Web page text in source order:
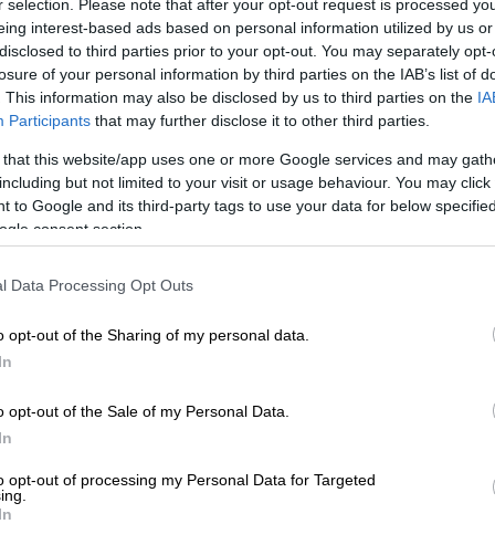
selection. Please note that after your opt-out request is processed
interest-based ads based on personal information utilized by us
to third parties prior to your opt-out. You may separately
of your personal information by third parties on the IAB’s list of
This information may also be disclosed by us to third parties on the
Participants that may further disclose it to other third parties.
that this website/app uses one or more Google services and may
but not limited to your visit or usage behaviour. You may
to Google and its third-party tags to use your data for below
consent section.
Data Processing Opt Outs
opt-out of the Sharing of my personal data.
opt-out of the Sale of my Personal Data.
opt-out of processing my Personal Data for Targeted
στις οποίες βεβαιώθηκε παράβαση
διαθέσιμο ψηφιακά, επειδή τα
με την απαραίτητη εφαρμογή
οδήγησης, αλλά σε μία περίπτωσηδεν
δε θα έπρεπε καν να οδηγεί.Κι αυτό
χρόνο, ο οδηγός στον οποίο
αστυνομικό τμήμα, αλλά δεν
του εγγράφου!
τροχονομικό έλεγχο και κατά τον
αστυνομικού τμήματος (Α.Τ. Ελασσόνας),
των οδηγών στους οποίους είχε
διαπιστώθηκε ότι ο ένας εκ των δύο
φέρει νόμιμη άδεια σε ισχύ, καθώς
έλεγχο από το αστυνομικό τμήμα